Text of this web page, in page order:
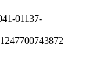
01137-